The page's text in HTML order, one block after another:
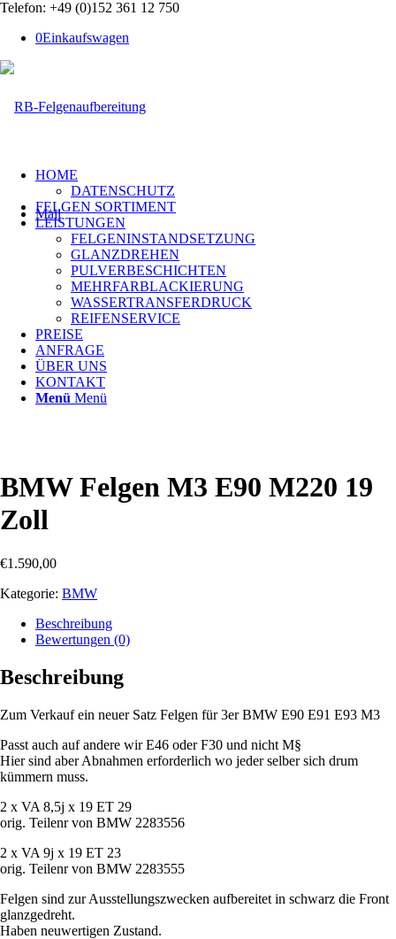
Telefon: +49 (0)152 361 12 750
0Einkaufswagen
Mail
HOME
DATENSCHUTZ
FELGEN SORTIMENT
LEISTUNGEN
FELGENINSTANDSETZUNG
GLANZDREHEN
PULVERBESCHICHTEN
MEHRFARBLACKIERUNG
WASSERTRANSFERDRUCK
REIFENSERVICE
PREISE
ANFRAGE
ÜBER UNS
KONTAKT
Menü Menü
BMW Felgen M3 E90 M220 19
Zoll
€1.590,00
Kategorie: BMW
Beschreibung
Bewertungen (0)
Beschreibung
Zum Verkauf ein neuer Satz Felgen für 3er BMW E90 E91 E93 M3
Passt auch auf andere wir E46 oder F30 und nicht M§
Hier sind aber Abnahmen erforderlich wo jeder selber sich drum
kümmern muss.
2 x VA 8,5j x 19 ET 29
orig. Teilenr von BMW 2283556
2 x VA 9j x 19 ET 23
orig. Teilenr von BMW 2283555
Felgen sind zur Ausstellungszwecken aufbereitet in schwarz die Front
glanzgedreht.
Haben neuwertigen Zustand.